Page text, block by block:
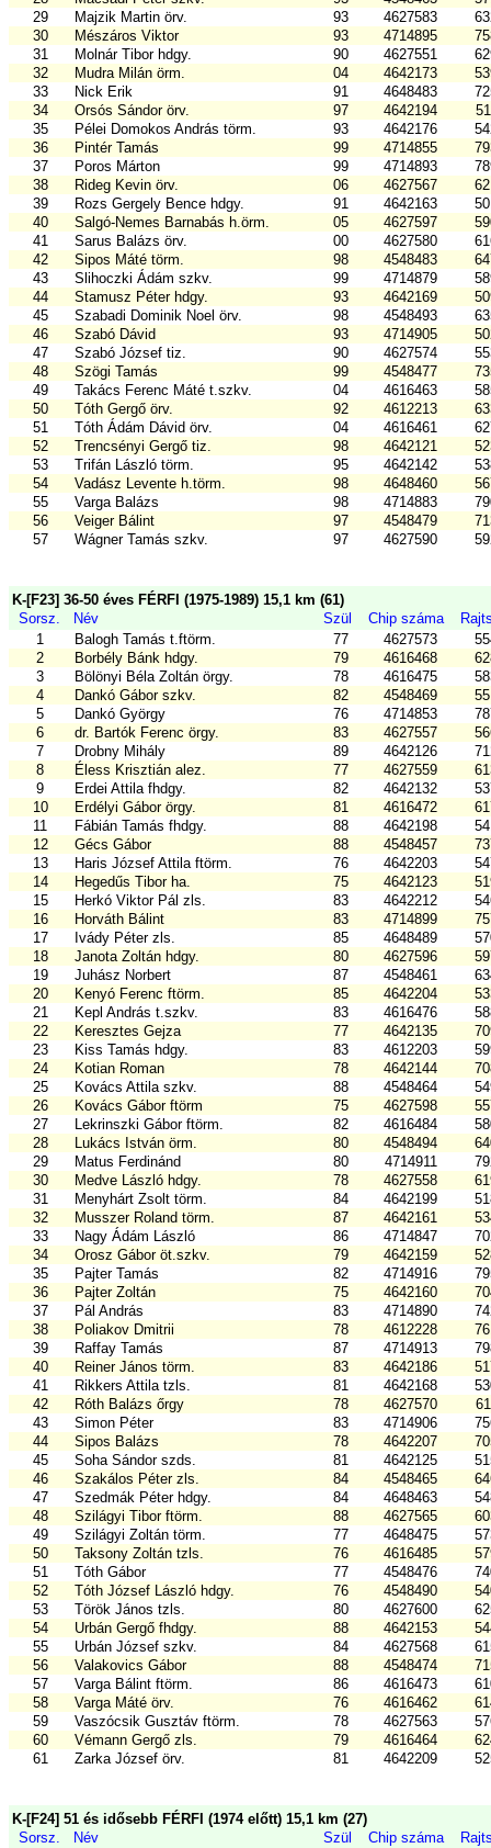
29
Majzik Martin örv. 93 4627583
30
Mészáros Viktor 93 4714895
31
Molnár Tibor hdgy. 90 4627551
32
Mudra Milán örm. 04 4642173
33
Nick Erik 91 4648483
34
Orsós Sándor örv. 97 4642194
35
Pélei Domokos András törm. 93 4642176
36
Pintér Tamás 99 4714855
37
Poros Márton 99 4714893
38
Rideg Kevin örv. 06 4627567
39
Rozs Gergely Bence hdgy. 91 4642163
40
Salgó-Nemes Barnabás h.örm. 05 4627597
41
Sarus Balázs örv. 00 4627580
42
Sipos Máté törm. 98 4548483
43
Slihoczki Ádám szkv. 99 4714879
44
Stamusz Péter hdgy. 93 4642169
45
Szabadi Dominik Noel örv. 98 4548493
46
Szabó Dávid 93 4714905
47
Szabó József tiz. 90 4627574
48
Szögi Tamás 99 4548477
49
Takács Ferenc Máté t.szkv. 04 4616463
50
Tóth Gergő örv. 92 4612213
51
Tóth Ádám Dávid örv. 04 4616461
52
Trencsényi Gergő tiz. 98 4642121
53
Trifán László törm. 95 4642142
54
Vadász Levente h.törm. 98 4648460
55
Varga Balázs 98 4714883
56
Veiger Bálint 97 4548479
57
Wágner Tamás szkv. 97 4627590
K-[F23] 36-50 éves FÉRFI (1975-1989) 15,1 km (61)
Sorsz.
Név Szül Chip száma
1
Balogh Tamás t.ftörm. 77 4627573
2
Borbély Bánk hdgy. 79 4616468
3
Bölönyi Béla Zoltán örgy. 78 4616475
4
Dankó Gábor szkv. 82 4548469
5
Dankó György 76 4714853
6
dr. Bartók Ferenc örgy. 83 4627557
7
Drobny Mihály 89 4642126
8
Éless Krisztián alez. 77 4627559
9
Erdei Attila fhdgy. 82 4642132
10
Erdélyi Gábor örgy. 81 4616472
11
Fábián Tamás fhdgy. 88 4642198
12
Gécs Gábor 88 4548457
13
Haris József Attila ftörm. 76 4642203
14
Hegedűs Tibor ha. 75 4642123
15
Herkó Viktor Pál zls. 83 4642212
16
Horváth Bálint 83 4714899
17
Ivády Péter zls. 85 4648489
18
Janota Zoltán hdgy. 80 4627596
19
Juhász Norbert 87 4548461
20
Kenyó Ferenc ftörm. 85 4642204
21
Kepl András t.szkv. 83 4616476
22
Keresztes Gejza 77 4642135
23
Kiss Tamás hdgy. 83 4612203
24
Kotian Roman 78 4642144
25
Kovács Attila szkv. 88 4548464
26
Kovács Gábor ftörm 75 4627598
27
Lekrinszki Gábor ftörm. 82 4616484
28
Lukács István örm. 80 4548494
29
Matus Ferdinánd 80 4714911
30
Medve László hdgy. 78 4627558
31
Menyhárt Zsolt törm. 84 4642199
32
Musszer Roland törm. 87 4642161
33
Nagy Ádám László 86 4714847
34
Orosz Gábor öt.szkv. 79 4642159
35
Pajter Tamás 82 4714916
36
Pajter Zoltán 75 4642160
37
Pál András 83 4714890
38
Poliakov Dmitrii 78 4612228
39
Raffay Tamás 87 4714913
40
Reiner János törm. 83 4642186
41
Rikkers Attila tzls. 81 4642168
42
Róth Balázs őrgy 78 4627570
43
Simon Péter 83 4714906
44
Sipos Balázs 78 4642207
45
Soha Sándor szds. 81 4642125
46
Szakálos Péter zls. 84 4548465
47
Szedmák Péter hdgy. 84 4648463
48
Szilágyi Tibor ftörm. 88 4627565
49
Szilágyi Zoltán törm. 77 4648475
50
Taksony Zoltán tzls. 76 4616485
51
Tóth Gábor 77 4548476
52
Tóth József László hdgy. 76 4548490
53
Török János tzls. 80 4627600
54
Urbán Gergő fhdgy. 88 4642153
55
Urbán József szkv. 84 4627568
56
Valakovics Gábor 88 4548474
57
Varga Bálint ftörm. 86 4616473
58
Varga Máté örv. 76 4616462
59
Vaszócsik Gusztáv ftörm. 78 4627563
60
Vémann Gergő zls. 79 4616464
61
Zarka József örv. 81 4642209
K-[F24] 51 és idősebb FÉRFI (1974 előtt) 15,1 km (27)
Sorsz.
Név Szül Chip száma